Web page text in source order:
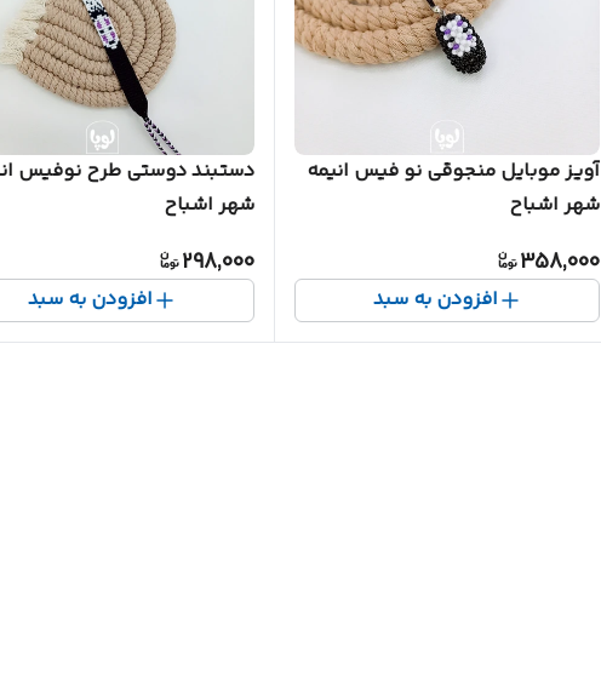
آویز موبایل منجوقی نو فیس انیمه
شهر اشباح
358,000
افزودن به سبد
دستبند دوستی طرح نوفیس
شهر اشباح
298,000
افزودن به سبد